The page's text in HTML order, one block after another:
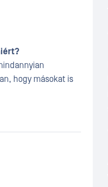
hogy másokat is